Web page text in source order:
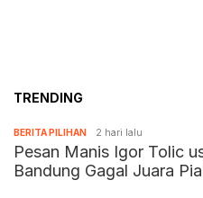
TRENDING
BERITA PILIHAN 2 hari lalu
Pesan Manis Igor Tolic
Bandung Gagal Juara